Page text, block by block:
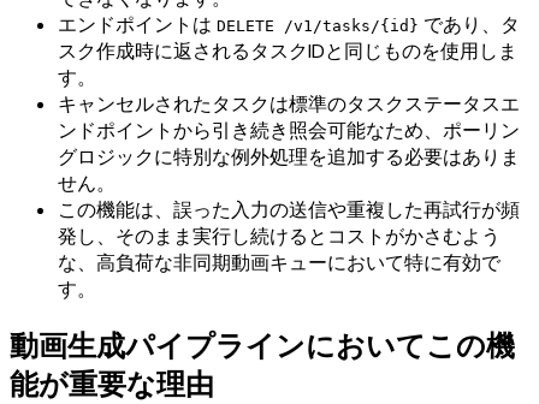
エンドポイントは DELETE /v1/tasks/{id} であり、タ
スク作成時に返されるタスクIDと同じものを使用しま
す。
キャンセルされたタスクは標準のタスクステータスエ
ンドポイントから引き続き照会可能なため、ポーリン
グロジックに特別な例外処理を追加する必要はありま
せん。
この機能は、誤った入力の送信や重複した再試行が頻
発し、そのまま実行し続けるとコストがかさむよう
な、高負荷な非同期動画キューにおいて特に有効で
す。
動画生成パイプラインにおいてこの機
能が重要な理由